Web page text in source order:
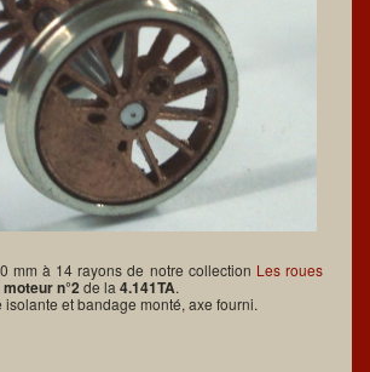
mm à 14 rayons de notre collection Les roues
moteur n°2 de la 4.141TA.
et bandage monté, axe fourni.